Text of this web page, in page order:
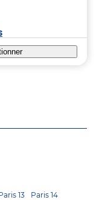
13
Paris 14